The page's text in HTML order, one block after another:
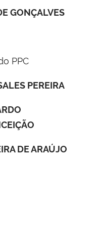
GONÇALVES
PPC
PEREIRA
DE ARAÚJO